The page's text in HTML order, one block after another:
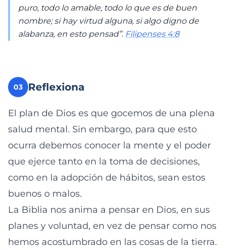
puro, todo lo amable, todo lo que es de buen
nombre; si hay virtud alguna, si algo digno de
alabanza, en esto pensad”. Filipenses 4:8
03 Reflexiona
El plan de Dios es que gocemos de una plena
salud mental. Sin embargo, para que esto
ocurra debemos conocer la mente y el poder
que ejerce tanto en la toma de decisiones,
como en la adopción de hábitos, sean estos
buenos o malos.
La Biblia nos anima a pensar en Dios, en sus
planes y voluntad, en vez de pensar como nos
hemos acostumbrado en las cosas de la tierra.